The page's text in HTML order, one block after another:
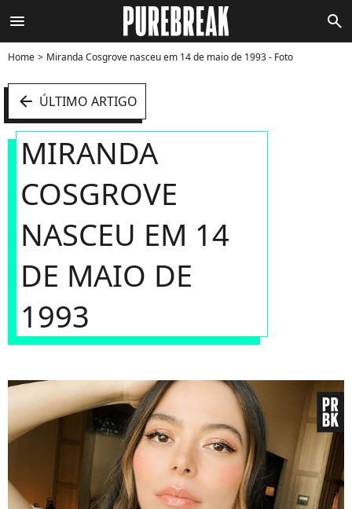
menu search
Home Miranda Cosgrove nasceu em 14 de maio de 1993 - Foto
arrow_left ÚLTIMO ARTIGO
MIRANDA
COSGROVE
NASCEU EM 14
DE MAIO DE
1993